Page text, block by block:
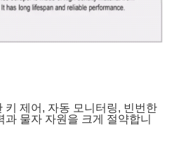
키 제어, 자동 모니터링, 빈번한
물자 자원을 크게 절약합니